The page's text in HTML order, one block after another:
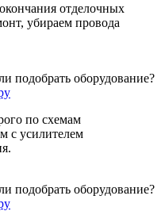
отделочных
убираем провода
подобрать оборудование?
по схемам
с усилителем
подобрать оборудование?